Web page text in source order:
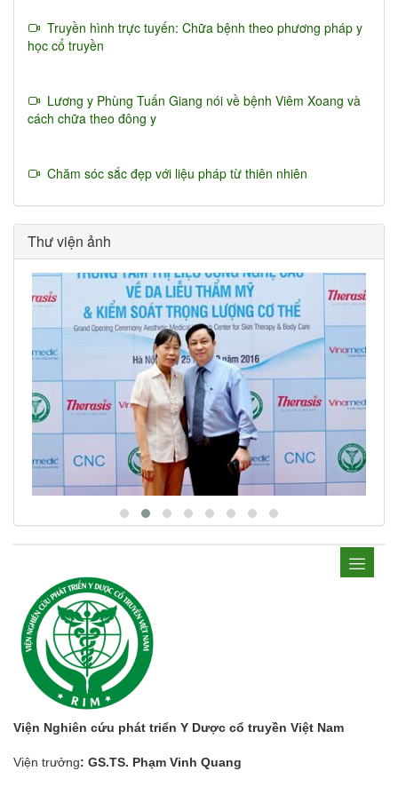
Truyền hình trực tuyến: Chữa bệnh theo phương pháp y
học cổ truyền
Lương y Phùng Tuấn Giang nói về bệnh Viêm Xoang và
cách chữa theo đông y
Chăm sóc sắc đẹp với liệu pháp từ thiên nhiên
Thư viện ảnh
Viện Nghiên cứu phát triển Y Dược cổ truyền Việt Nam
Viện trưởng: GS.TS. Phạm Vinh Quang